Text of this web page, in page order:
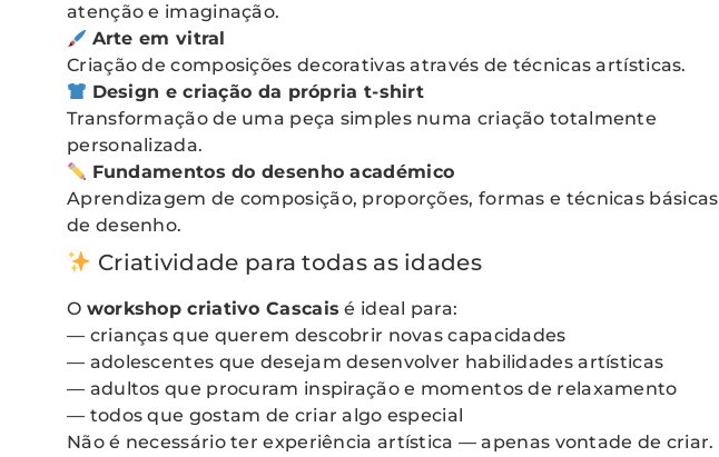
atenção e imaginação.
Arte em vitral
Criação de composições decorativas através de técnicas artísticas.
Design e criação da própria t-shirt
Transformação de uma peça simples numa criação totalmente
personalizada.
Fundamentos do desenho académico
Aprendizagem de composição, proporções, formas e técnicas básicas
de desenho.
Criatividade para todas as idades
O workshop criativo Cascais é ideal para:
— crianças que querem descobrir novas capacidades
— adolescentes que desejam desenvolver habilidades artísticas
— adultos que procuram inspiração e momentos de relaxamento
— todos que gostam de criar algo especial
Não é necessário ter experiência artística — apenas vontade de criar.